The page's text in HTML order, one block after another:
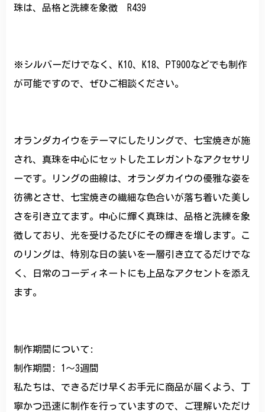
珠は、品格と洗練を象徴 R439
※シルバーだけでなく、K10、K18、PT900などでも制作
が可能ですので、ぜひご相談ください。
オランダカイウをテーマにしたリングで、七宝焼きが施
され、真珠を中心にセットしたエレガントなアクセサリ
ーです。リングの曲線は、オランダカイウの優雅な姿を
彷彿とさせ、七宝焼きの繊細な色合いが落ち着いた美し
さを引き立てます。中心に輝く真珠は、品格と洗練を象
徴しており、光を受けるたびにその輝きを増します。こ
のリングは、特別な日の装いを一層引き立てるだけでな
く、日常のコーディネートにも上品なアクセントを添え
ます。
制作期間について:
制作期間: 1〜3週間
私たちは、できるだけ早くお手元に商品が届くよう、丁
寧かつ迅速に制作を行っていますので、ご理解いただけ